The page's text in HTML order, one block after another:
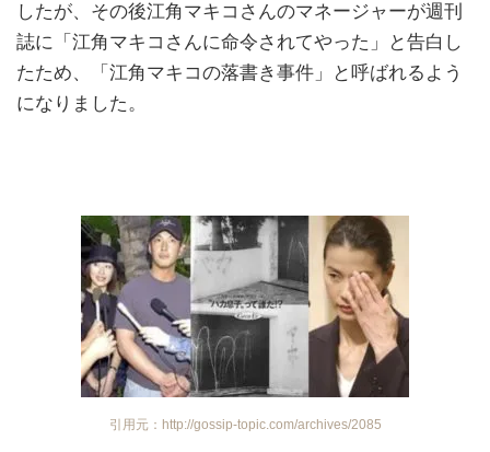
したが、その後江角マキコさんのマネージャーが週刊
誌に「江角マキコさんに命令されてやった」と告白し
たため、「江角マキコの落書き事件」と呼ばれるよう
になりました。
引用元：http://gossip-topic.com/archives/2085